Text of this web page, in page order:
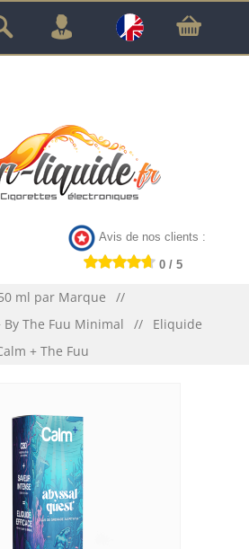
SUR TOUT LE MATÉRIEL
!!!
Avis de nos clients :
0 / 5
ml par Marque
The Fuu Minimal
Eliquide
+ The Fuu